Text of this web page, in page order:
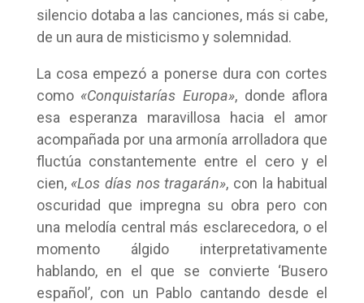
silencio dotaba a las canciones, más si cabe,
de un aura de misticismo y solemnidad.
La cosa empezó a ponerse dura con cortes
como «Conquistarías Europa», donde aflora
esa esperanza maravillosa hacia el amor
acompañada por una armonía arrolladora que
fluctúa constantemente entre el cero y el
cien, «Los días nos tragarán», con la habitual
oscuridad que impregna su obra pero con
una melodía central más esclarecedora, o el
momento álgido interpretativamente
hablando, en el que se convierte ‘Busero
español’, con un Pablo cantando desde el